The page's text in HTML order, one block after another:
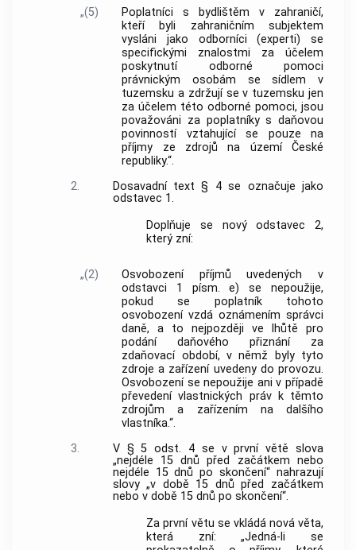
„(5)
Poplatníci s bydlištěm v zahraničí,
kteří byli zahraničním subjektem
vysláni jako odborníci (experti) se
specifickými znalostmi za účelem
poskytnutí odborné pomoci
právnickým osobám se sídlem v
tuzemsku a zdržují se v tuzemsku jen
za účelem této odborné pomoci, jsou
považováni za poplatníky s daňovou
povinností vztahující se pouze na
příjmy ze zdrojů na území České
republiky.“.
2.
Dosavadní text § 4 se označuje jako
odstavec 1.
Doplňuje se nový odstavec 2,
který zní:
„(2)
Osvobození příjmů uvedených v
odstavci 1 písm. e) se nepoužije,
pokud se poplatník tohoto
osvobození vzdá oznámením správci
daně, a to nejpozději ve lhůtě pro
podání daňového přiznání za
zdaňovací období, v němž byly tyto
zdroje a zařízení uvedeny do provozu.
Osvobození se nepoužije ani v případě
převedení vlastnických práv k těmto
zdrojům a zařízením na dalšího
vlastníka.“.
3.
V § 5 odst. 4 se v první větě slova
„nejdéle 15 dnů před začátkem nebo
nejdéle 15 dnů po skončení“ nahrazují
slovy „v době 15 dnů před začátkem
nebo v době 15 dnů po skončení“.
Za první větu se vkládá nová věta,
která zní: „Jedná-li se